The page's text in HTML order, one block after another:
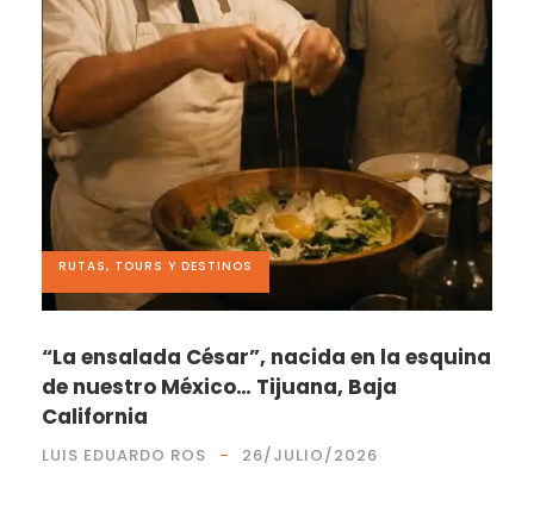
RUTAS, TOURS Y DESTINOS
“La ensalada César”, nacida en la esquina
de nuestro México… Tijuana, Baja
California
LUIS EDUARDO ROS 26/JULIO/2026